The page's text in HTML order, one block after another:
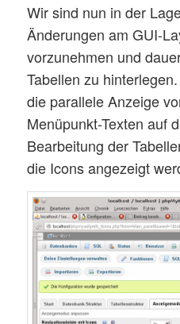
Wir sind nun in der
Änderungen am GUI-
vorzunehmen und
Tabellen zu
die parallele Anzeige
Menüpunkt-Texten auf
Bearbeitung der
die Icons angezeigt